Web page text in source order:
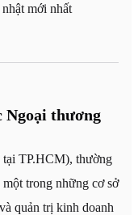
mới nhất
Ngoại thương
TP.HCM), thường
trong những cơ sở
quản trị kinh doanh